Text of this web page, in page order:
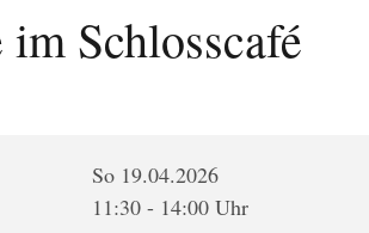
Schlosscafé
So 19.04.2026
11:30 - 14:00 Uhr